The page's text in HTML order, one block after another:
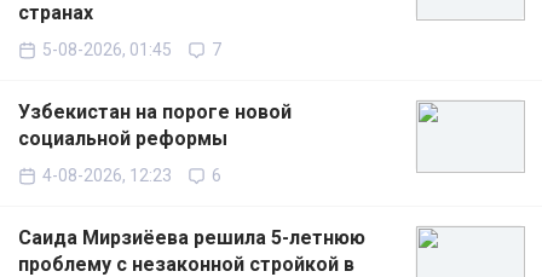
странах
5-08-2026, 01:45 7
Узбекистан на пороге новой
социальной реформы
4-08-2026, 12:23 6
Саида Мирзиёева решила 5-летнюю
проблему с незаконной стройкой в